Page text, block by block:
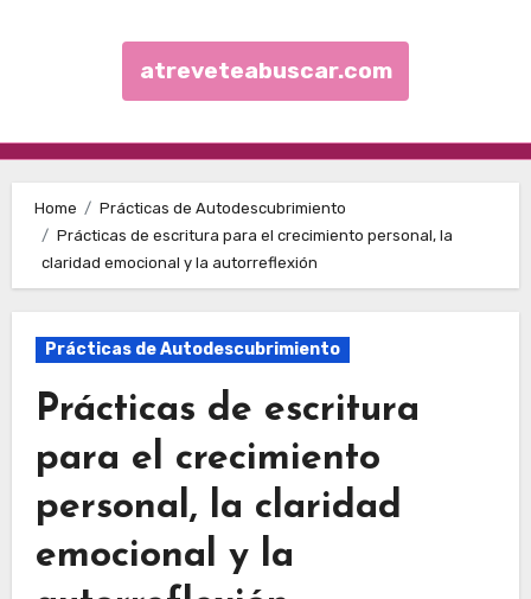
atreveteabuscar.com
Home
Prácticas de Autodescubrimiento
Prácticas de escritura para el crecimiento personal, la
claridad emocional y la autorreflexión
Prácticas de Autodescubrimiento
Prácticas de escritura
para el crecimiento
personal, la claridad
emocional y la